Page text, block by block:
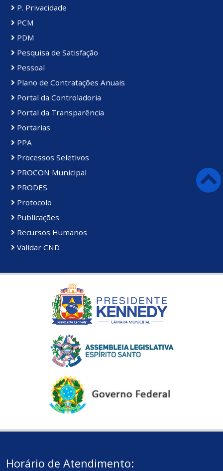
P. Privacidade
PCM
PDM
Pesquisa de Satisfação
Pessoal
Plano de Contratações Anuais
Portal da Controladoria
Portal da Transparência
Portarias
PPA
Processos Seletivos
PROCON Municipal
PRODES
Protocolo
Publicações
Recursos Humanos
Validar CND
Horário de Atendimento: